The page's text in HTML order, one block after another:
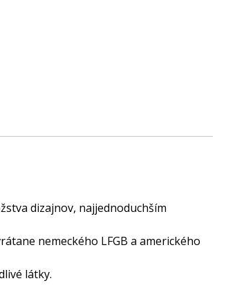
dizajnov, najjednoduchším
nemeckého LFGB a amerického
látky.